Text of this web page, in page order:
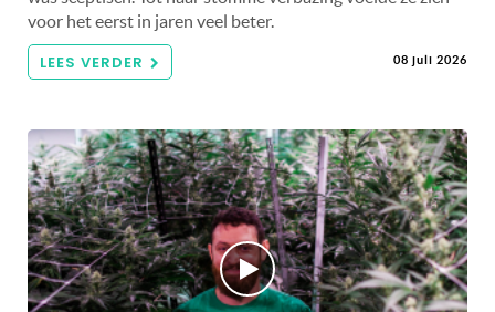
voor het eerst in jaren veel beter.
LEES VERDER 08 juli 2026